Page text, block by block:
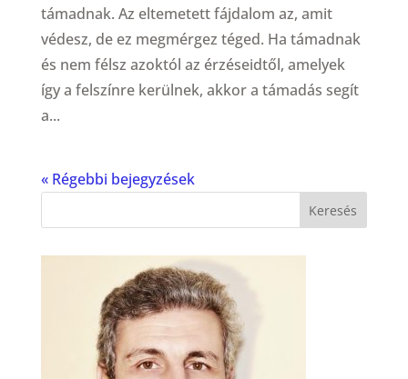
támadnak. Az eltemetett fájdalom az, amit
védesz, de ez megmérgez téged. Ha támadnak
és nem félsz azoktól az érzéseidtől, amelyek
így a felszínre kerülnek, akkor a támadás segít
a...
« Régebbi bejegyzések